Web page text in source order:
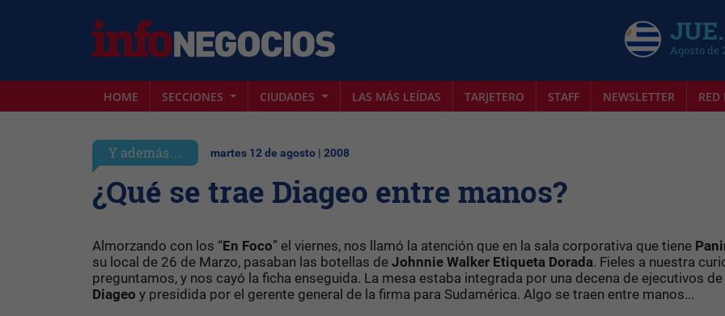
Agosto de
HOME SECCIONES CIUDADES LAS MÁS LEÍDAS TARJETERO STAFF NEWSLETTER RED
Y además… martes 12 de agosto | 2008
¿Qué se trae Diageo entre manos?
Almorzando con los “En Foco” el viernes, nos llamó la atención que en la sala corporativa que tiene
su local de 26 de Marzo, pasaban las botellas de Johnnie Walker Etiqueta Dorada. Fieles a nuestra
preguntamos, y nos cayó la ficha enseguida. La mesa estaba integrada por una decena de ejecutivos de
Diageo y presidida por el gerente general de la firma para Sudamérica. Algo se traen entre manos...